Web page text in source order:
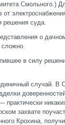
Смольного.)
решения суда.
о
сложно.
в силу
случай. В
практически
захвате
Крохина,